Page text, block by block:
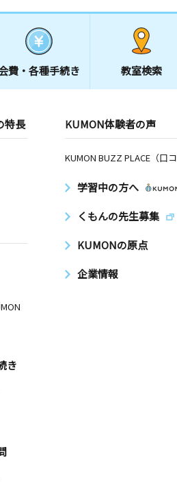
費・ 各種手続き 教室検索
特長
き
KUMON体験者の声
KUMON BUZZ PLACE（口コ
学習中の方へ
くもんの先生募集
KUMONの原点
企業情報